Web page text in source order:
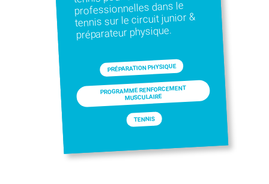
professionnelles dans le
tennis sur le circuit junior &
préparateur physique.
PRÉPARATION PHYSIQUE
PROGRAMME RENFORCEMENT
MUSCULAIRE
TENNIS